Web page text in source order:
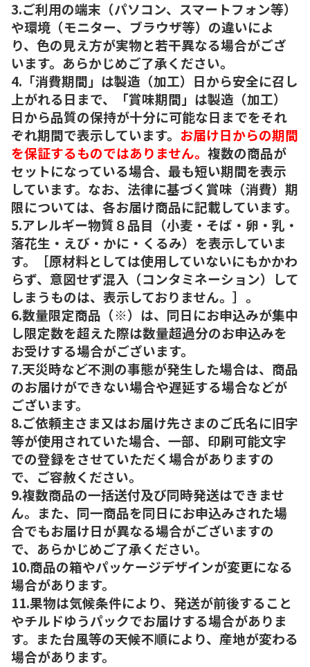
3.ご利用の端末（パソコン、スマートフォン等）
や環境（モニター、ブラウザ等）の違いによ
り、色の見え方が実物と若干異なる場合がござ
います。あらかじめご了承ください。
4.「消費期間」は製造（加工）日から安全に召し
上がれる日まで、「賞味期間」は製造（加工）
日から品質の保持が十分に可能な日までをそれ
ぞれ期間で表示しています。 お届け日からの期間
を保証するものではありません。 複数の商品が
セットになっている場合、最も短い期間を表示
しています。なお、法律に基づく賞味（消費）期
限については、各お届け商品に記載しています。
5.アレルギー物質８品目（小麦・そば・卵・乳・
落花生・えび・かに・くるみ）を表示していま
す。［原材料としては使用していないにもかかわ
らず、意図せず混入（コンタミネーション）して
しまうものは、表示しておりません。］。
6.数量限定商品（※）は、同日にお申込みが集中
し限定数を超えた際は数量超過分のお申込みを
お受けする場合がございます。
7.天災時など不測の事態が発生した場合は、商品
のお届けができない場合や遅延する場合などが
ございます。
8.ご依頼主さま又はお届け先さまのご氏名に旧字
等が使用されていた場合、一部、印刷可能文字
での登録をさせていただく場合がありますの
で、ご容赦ください。
9.複数商品の一括送付及び同時発送はできませ
ん。また、同一商品を同日にお申込みされた場
合でもお届け日が異なる場合がございますの
で、あらかじめご了承ください。
10.商品の箱やパッケージデザインが変更になる
場合があります。
11.果物は気候条件により、発送が前後すること
やチルドゆうパックでお届けする場合がありま
す。また台風等の天候不順により、産地が変わる
場合があります。